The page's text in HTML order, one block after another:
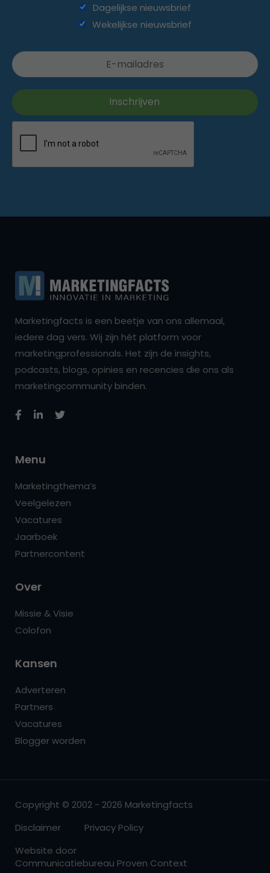
Dagelijkse nieuwsbrief
Wekelijkse nieuwsbrief
Marketingfacts is een beetje van ons allemaal,
iedere dag vers. Wij zijn hét platform voor
marketingprofessionals. Het zijn de insights,
podcasts, blogs, opinies en recencies die ons als
marketingcommunity binden.
Menu
Marketingthema’s
Veelgelezen
Vacatures
Jaarboek
Partnercontent
Over
Missie & Visie
Colofon
Kansen
Adverteren
Partners
Vacatures
Blogger worden
Copyright © 2002 - 2026 Marketingfacts
Disclaimer
Privacy Policy
Website door
Communicatiebureau Proven Context